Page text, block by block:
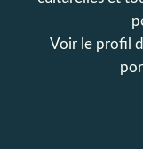
Voir le profil